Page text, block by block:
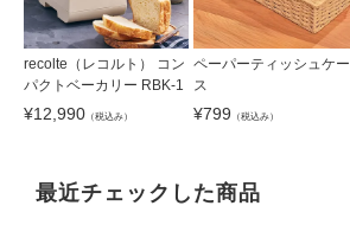
recolte（レコルト） コン
パクトベーカリー RBK-1
¥12,990 （税込み）
ペーパーティッシュケー
ス
¥799 （税込み）
最近チェックした商品